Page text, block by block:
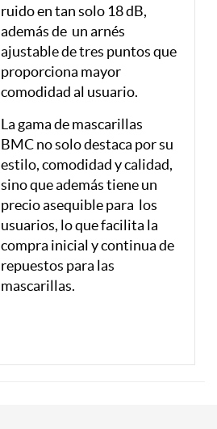
ruido en tan solo 18 dB,
además de un arnés
ajustable de tres puntos que
proporciona mayor
comodidad al usuario.
La gama de mascarillas
BMC no solo destaca por su
estilo, comodidad y calidad,
sino que además tiene un
precio asequible para los
usuarios, lo que facilita la
compra inicial y continua de
repuestos para las
mascarillas.